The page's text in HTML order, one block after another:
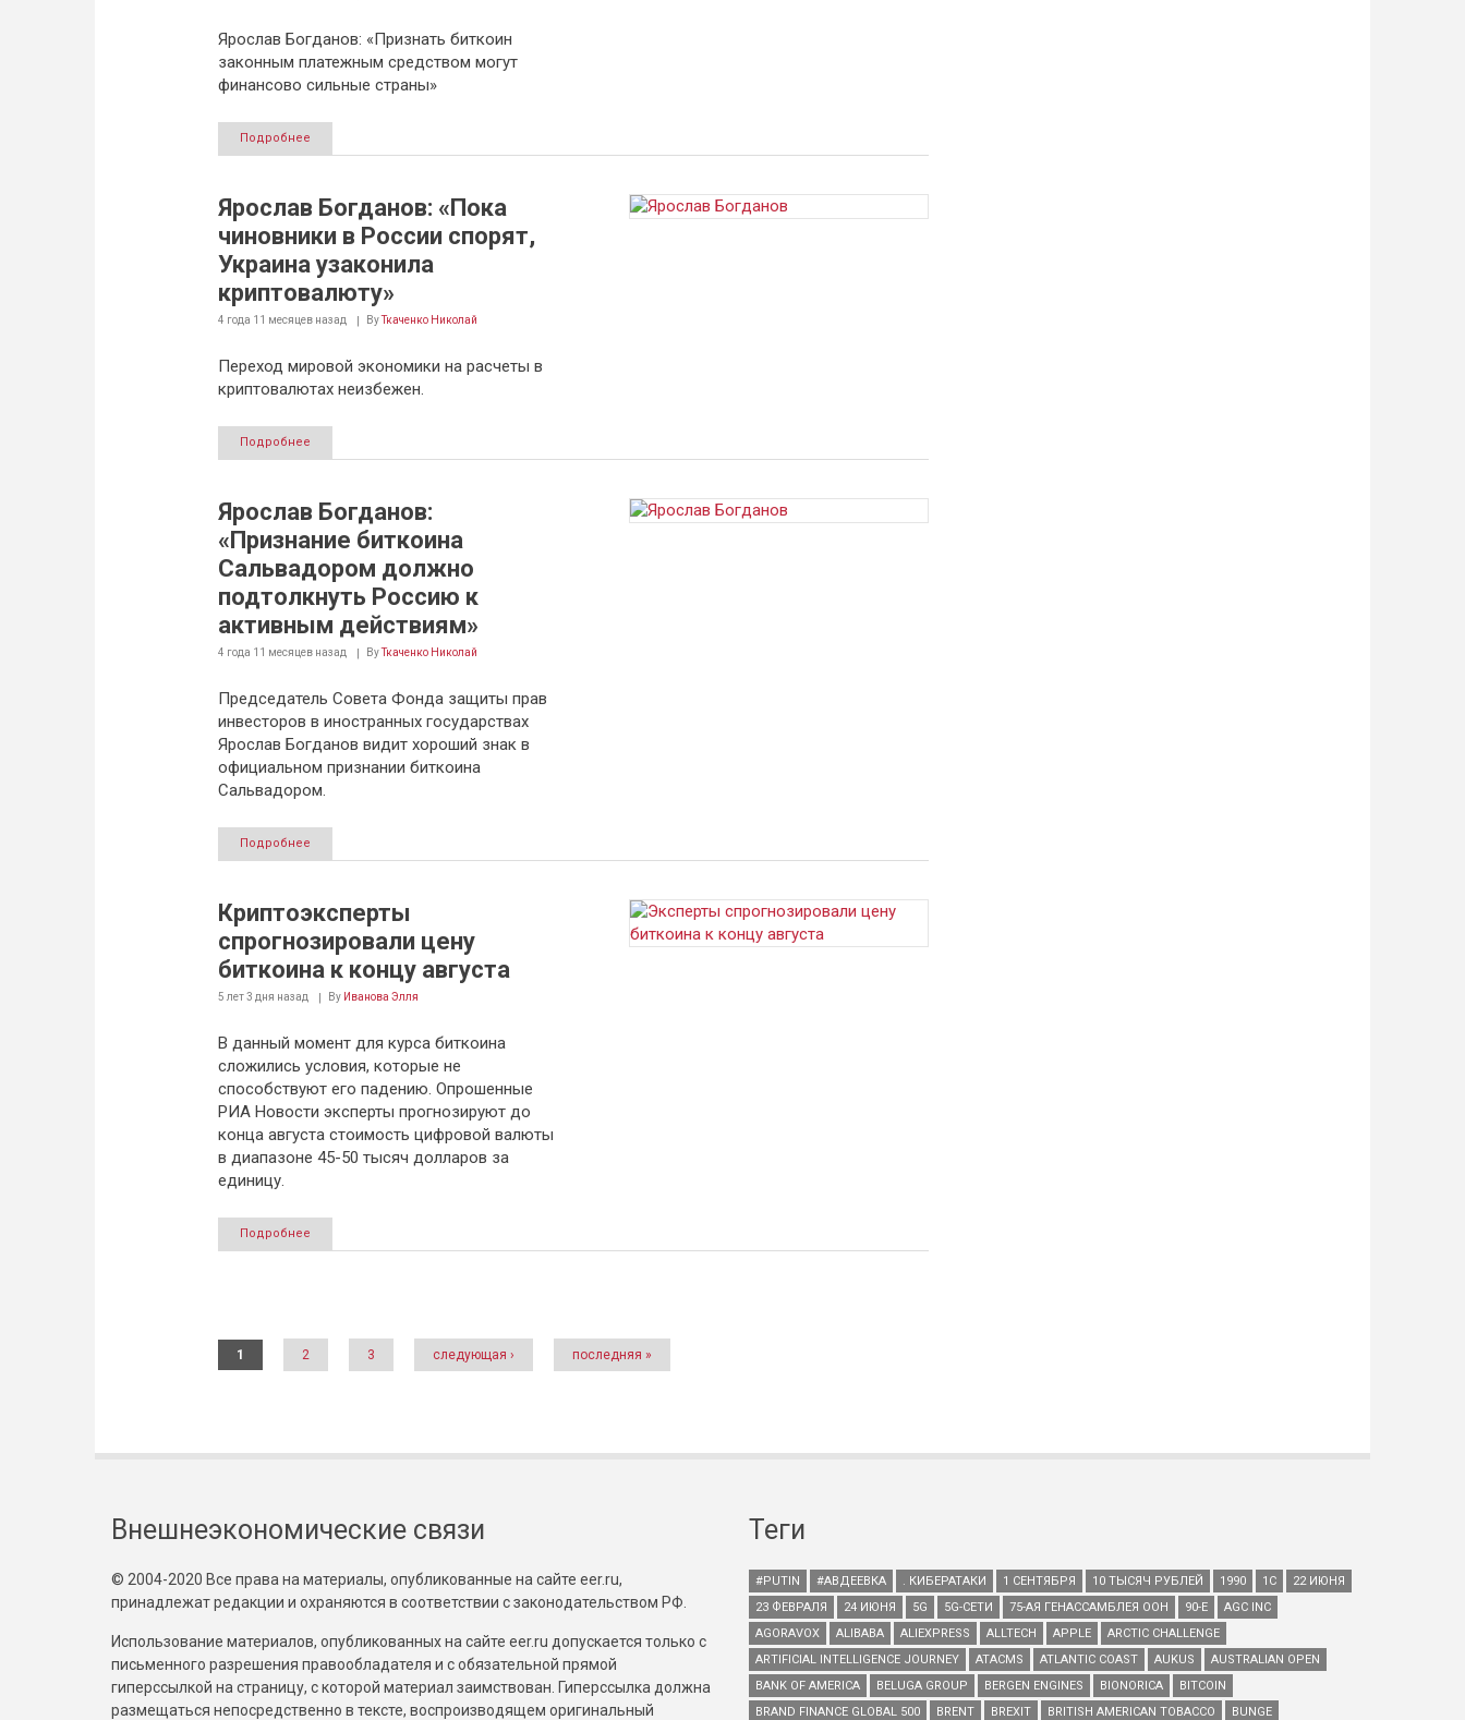
Ярослав Богданов: «Признать биткоин
законным платежным средством могут
финансово сильные страны»
Подробнее
Ярослав Богданов: «Пока
чиновники в России спорят,
Украина узаконила
криптовалюту»
4 года 11 месяцевназад ByТкаченко Николай
Переход мировой экономики на расчеты в
криптовалютах неизбежен.
Подробнее
Ярослав Богданов:
«Признание биткоина
Сальвадором должно
подтолкнуть Россию к
активным действиям»
4 года 11 месяцевназад ByТкаченко Николай
Председатель Совета Фонда защиты прав
инвесторов в иностранных государствах
Ярослав Богданов видит хороший знак в
официальном признании биткоина
Сальвадором.
Подробнее
Криптоэксперты
спрогнозировали цену
биткоина к концу августа
5 лет 3 дня назад By Иванова Элля
В данный момент для курса биткоина
сложились условия, которые не
способствуют его падению. Опрошенные
РИА Новости эксперты прогнозируют до
конца августа стоимость цифровой валюты
в диапазоне 45-50 тысяч долларов за
единицу.
Подробнее
Страницы
1 2 3 следующая › последняя »
Внешнеэкономические связи
© 2004-2020 Все права на материалы, опубликованные на сайте eer.ru,
принадлежат редакции и охраняются в соответствии с законодательством РФ.
Использование материалов, опубликованных на сайте eer.ru допускается только с
письменного разрешения правообладателя и с обязательной прямой
гиперссылкой на страницу, с которой материал заимствован. Гиперссылка должна
размещаться непосредственно в тексте, воспроизводящем оригинальный
Теги
#PUTIN #АВДЕЕВКА . КИБЕРАТАКИ 1 СЕНТЯБРЯ 10 ТЫСЯЧ РУБЛЕЙ 1990 1С
22 ИЮНЯ
23 ФЕВРАЛЯ
24 ИЮНЯ 5G 5G-СЕТИ 75-АЯ ГЕНАССАМБЛЕЯ ООН 90-Е
AGC INC
AGORAVOX
ALIBABA ALIEXPRESS ALLTECH APPLE
ARCTIC CHALLENGE
ARTIFICIAL INTELLIGENCE JOURNEY
ATACMS ATLANTIC COAST AUKUS
AUSTRALIAN OPEN
BANK OF AMERICA
BELUGA GROUP BERGEN ENGINES BIONORICA
BITCOIN
BRAND FINANCE GLOBAL 500
BRENT BREXIT BRITISH AMERICAN TOBACCO BUNGE